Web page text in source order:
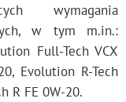
wymagania
w tym m.in.:
Full-Tech VCX
Evolution R-Tech
R FE 0W-20.